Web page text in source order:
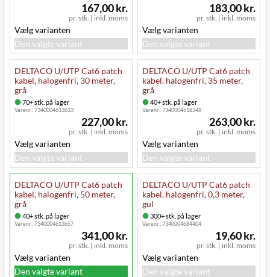
pr. stk. | inkl. moms
167,00 kr.
Vælg varianten
Den valgte variant
pr. stk. | inkl. moms
183,00 kr.
Vælg varianten
Den valgte variant
DELTACO U/UTP Cat6 patch
kabel, halogenfri, 30 meter,
grå
70+ stk. på lager
Varenr.:7340004613633
pr. stk. | inkl. moms
227,00 kr.
Vælg varianten
Den valgte variant
DELTACO U/UTP Cat6 patch
kabel, halogenfri, 35 meter,
grå
40+ stk. på lager
Varenr.:7340004618348
pr. stk. | inkl. moms
263,00 kr.
Vælg varianten
Den valgte variant
DELTACO U/UTP Cat6 patch
kabel, halogenfri, 50 meter,
grå
40+ stk. på lager
Varenr.:7340004613657
pr. stk. | inkl. moms
341,00 kr.
Vælg varianten
Den valgte variant
DELTACO U/UTP Cat6 patch
kabel, halogenfri, 0,3 meter,
gul
300+ stk. på lager
Varenr.:7340004684404
pr. stk. | inkl. moms
19,60 kr.
Vælg varianten
Den valgte variant